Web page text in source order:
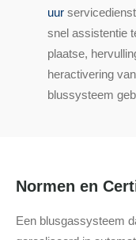
uur
snel assistentie
plaatse,
heractivering
blussysteem
Normen en
Een blusgassysteem